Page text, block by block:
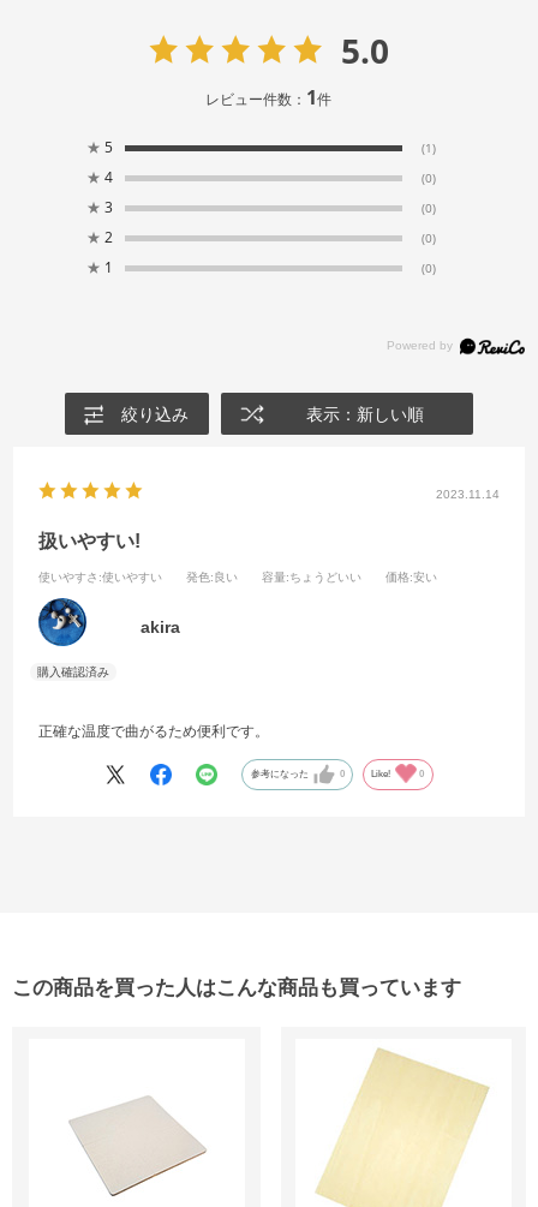
5.0
レビュー件数： 1件
★ 5 (1)
★ 4 (0)
★ 3 (0)
★ 2 (0)
★ 1 (0)
絞り込み 表示：新しい順
2023.11.14
扱いやすい!
使いやすさ :使いやすい 発色:良い 容量:ちょうどいい 価格:安い
akira
正確な温度で曲がるため便利です。
参考になった 0 Like! 0
この商品を買った人はこんな商品も買っています